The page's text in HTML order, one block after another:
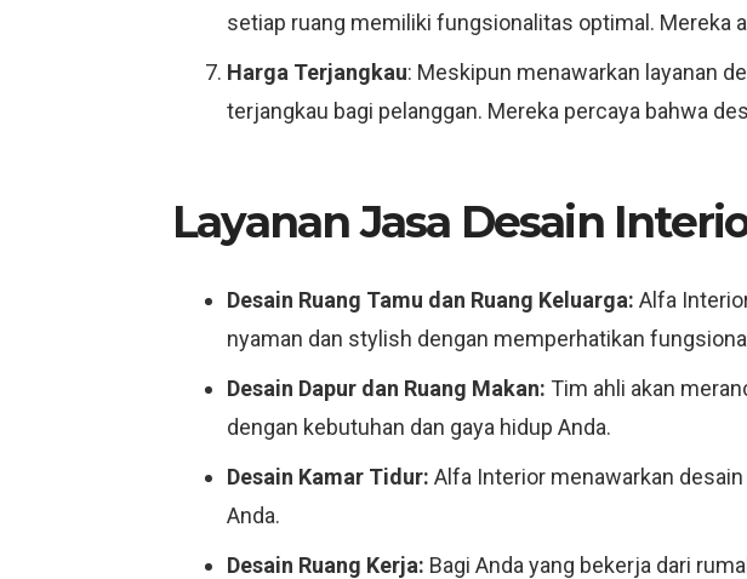
setiap ruang memiliki fungsionalitas optimal. Mereka
Harga Terjangkau: Meskipun menawarkan layanan
terjangkau bagi pelanggan. Mereka percaya bahwa
Layanan Jasa Desain
Desain Ruang Tamu dan Ruang Keluarga: Alfa
nyaman dan stylish dengan memperhatikan
Desain Dapur dan Ruang Makan: Tim ahli akan
dengan kebutuhan dan gaya hidup Anda.
Desain Kamar Tidur: Alfa Interior menawarkan
Anda.
Desain Ruang Kerja: Bagi Anda yang bekerja dari